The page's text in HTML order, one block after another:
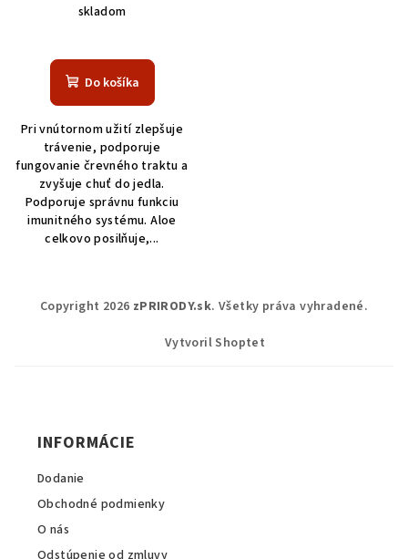
skladom
Do košíka
Pri vnútornom užití zlepšuje
trávenie, podporuje
fungovanie črevného traktu a
zvyšuje chuť do jedla.
Podporuje správnu funkciu
imunitného systému. Aloe
celkovo posilňuje,...
Copyright 2026 zPRIRODY.sk. Všetky práva vyhradené.
Vytvoril Shoptet
INFORMÁCIE
Dodanie
Obchodné podmienky
O nás